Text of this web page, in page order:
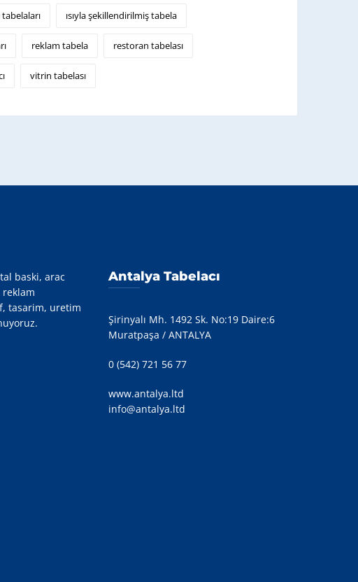
tabelaları ısıyla şekillendirilmiş tabela
reklam tabela restoran tabelası
vitrin tabelası
baski, arac
tasarim, uretim
Antalya Tabelacı
Şirinyalı Mh. 1492 Sk. No:19 Daire:6
Muratpaşa / ANTALYA
0 (542) 721 56 77
www.antalya.ltd
info@antalya.ltd